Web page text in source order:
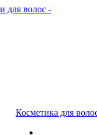
Косметика для